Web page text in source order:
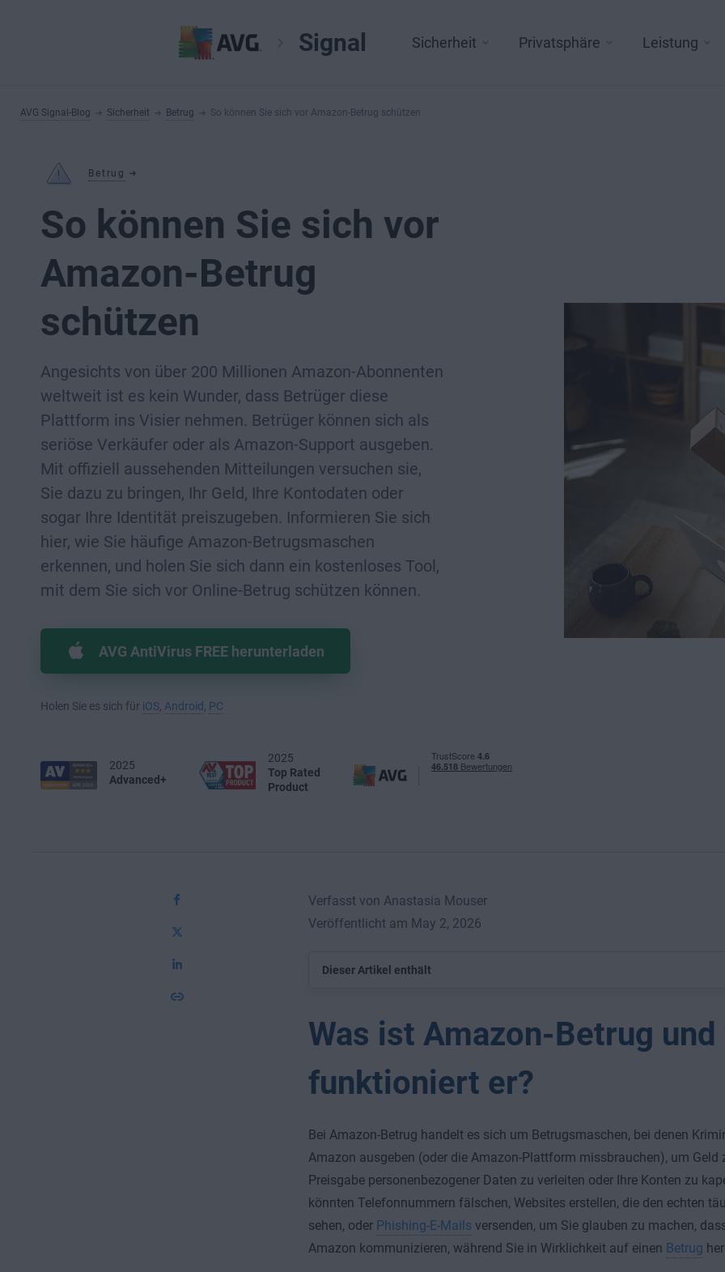
Signal Sicherheit Privatsphäre Leistung
AVG Signal-Blog Sicherheit Betrug So können Sie sich vor Amazon-Betrug schützen
Betrug
So können Sie sich vor
Amazon-Betrug
schützen
Angesichts von über 200 Millionen Amazon-Abonnenten
weltweit ist es kein Wunder, dass Betrüger diese
Plattform ins Visier nehmen. Betrüger können sich als
seriöse Verkäufer oder als Amazon-Support ausgeben.
Mit offiziell aussehenden Mitteilungen versuchen sie,
Sie dazu zu bringen, Ihr Geld, Ihre Kontodaten oder
sogar Ihre Identität preiszugeben. Informieren Sie sich
hier, wie Sie häufige Amazon-Betrugsmaschen
erkennen, und holen Sie sich dann ein kostenloses Tool,
mit dem Sie sich vor Online-Betrug schützen können.
AVG AntiVirus FREE herunterladen
Holen Sie es sich für iOS Android PC
2025
Advanced+
2025
Top Rated
Product
Verfasst von Anastasia Mouser
Veröffentlicht am May 2, 2026
Dieser Artikel enthält
Was ist Amazon-Betrug und
funktioniert er?
Bei Amazon-Betrug handelt es sich um Betrugsmaschen, bei denen
Amazon ausgeben (oder die Amazon-Plattform missbrauchen), um Geld
Preisgabe personenbezogener Daten zu verleiten oder Ihre Konten zu
könnten Telefonnummern fälschen, Websites erstellen, die den echten
sehen, oder Phishing-E-Mails versenden, um Sie glauben zu machen,
Amazon kommunizieren, während Sie in Wirklichkeit auf einen Betrug